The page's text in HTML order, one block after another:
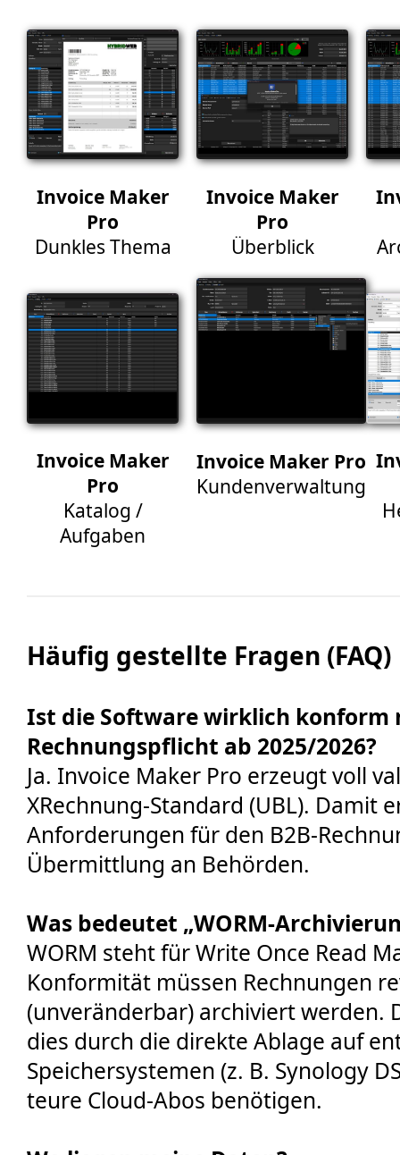
Invoice Maker
Pro
Dunkles Thema
Invoice Maker
Pro
Überblick
Invoice Maker
Pro
Katalog /
Aufgaben
Invoice Maker Pro
Kundenverwaltung
Häufig gestellte Fragen (FAQ)
Ist die Software wirklich konform
Rechnungspflicht ab 2025/2026?
Ja. Invoice Maker Pro erzeugt voll
XRechnung-Standard (UBL). Damit
Anforderungen für den B2B-
Übermittlung an Behörden.
Was bedeutet „WORM-
WORM steht für Write Once Read
Konformität müssen Rechnungen
(unveränderbar) archiviert werden.
dies durch die direkte Ablage auf
Speichersystemen (z. B. Synology
teure Cloud-Abos benötigen.